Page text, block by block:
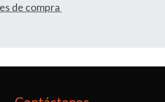
de compra